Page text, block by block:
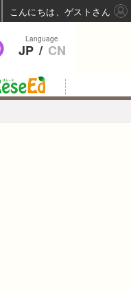
Language
JP / CN
こんにちは、ゲストさん